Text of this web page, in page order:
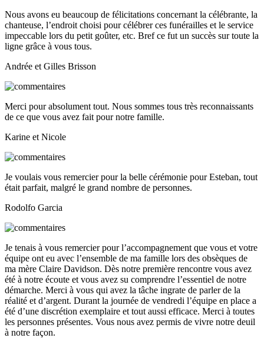
Nous avons eu beaucoup de félicitations concernant la célébrante, la
chanteuse, l’endroit choisi pour célébrer ces funérailles et le service
impeccable lors du petit goûter, etc. Bref ce fut un succès sur toute la
ligne grâce à vous tous.
Andrée et Gilles Brisson
Merci pour absolument tout. Nous sommes tous très reconnaissants
de ce que vous avez fait pour notre famille.
Karine et Nicole
Je voulais vous remercier pour la belle cérémonie pour Esteban, tout
était parfait, malgré le grand nombre de personnes.
Rodolfo Garcia
Je tenais à vous remercier pour l’accompagnement que vous et votre
équipe ont eu avec l’ensemble de ma famille lors des obsèques de
ma mère Claire Davidson. Dès notre première rencontre vous avez
été à notre écoute et vous avez su comprendre l’essentiel de notre
démarche. Merci à vous qui avez la tâche ingrate de parler de la
réalité et d’argent. Durant la journée de vendredi l’équipe en place a
été d’une discrétion exemplaire et tout aussi efficace. Merci à toutes
les personnes présentes. Vous nous avez permis de vivre notre deuil
à notre façon.